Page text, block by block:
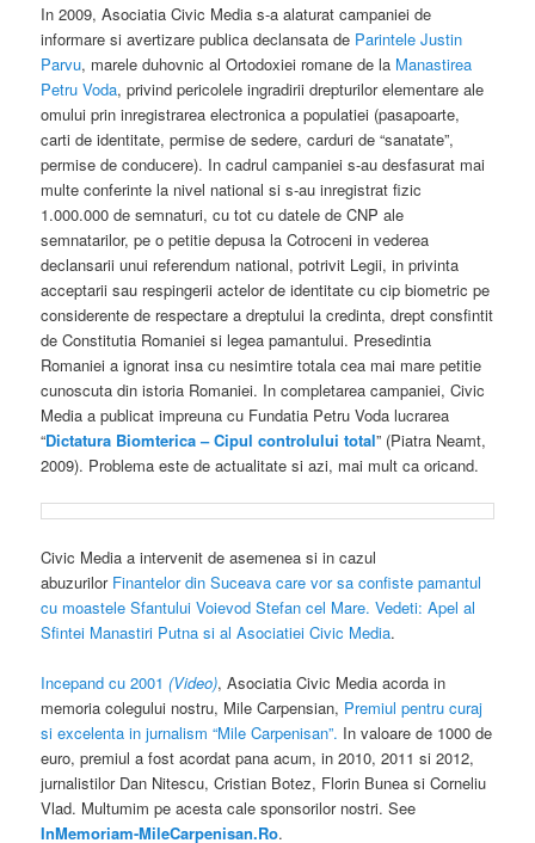
In 2009, Asociatia Civic Media s-a alaturat campaniei de
informare si avertizare publica declansata de Parintele Justin
Parvu, marele duhovnic al Ortodoxiei romane de la Manastirea
Petru Voda, privind pericolele ingradirii drepturilor elementare ale
omului prin inregistrarea electronica a populatiei (pasapoarte,
carti de identitate, permise de sedere, carduri de “sanatate”,
permise de conducere). In cadrul campaniei s-au desfasurat mai
multe conferinte la nivel national si s-au inregistrat fizic
1.000.000 de semnaturi, cu tot cu datele de CNP ale
semnatarilor, pe o petitie depusa la Cotroceni in vederea
declansarii unui referendum national, potrivit Legii, in privinta
acceptarii sau respingerii actelor de identitate cu cip biometric pe
considerente de respectare a dreptului la credinta, drept consfintit
de Constitutia Romaniei si legea pamantului. Presedintia
Romaniei a ignorat insa cu nesimtire totala cea mai mare petitie
cunoscuta din istoria Romaniei. In completarea campaniei, Civic
Media a publicat impreuna cu Fundatia Petru Voda lucrarea
“Dictatura Biomterica – Cipul controlului total” (Piatra Neamt,
2009). Problema este de actualitate si azi, mai mult ca oricand.
Civic Media a intervenit de asemenea si in cazul
abuzurilor Finantelor din Suceava care vor sa confiste pamantul
cu moastele Sfantului Voievod Stefan cel Mare. Vedeti: Apel al
Sfintei Manastiri Putna si al Asociatiei Civic Media.
Incepand cu 2001(Video), Asociatia Civic Media acorda in
memoria colegului nostru, Mile Carpensian, Premiul pentru curaj
si excelenta in jurnalism “Mile Carpenisan”. In valoare de 1000 de
euro, premiul a fost acordat pana acum, in 2010, 2011 si 2012,
jurnalistilor Dan Nitescu, Cristian Botez, Florin Bunea si Corneliu
Vlad. Multumim pe acesta cale sponsorilor nostri. See
InMemoriam-MileCarpenisan.Ro.